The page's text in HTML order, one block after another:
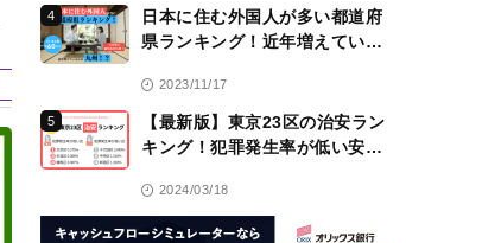
4
日本に住む外国人が多い都道府
県ランキング！近年増えている
2023/11/17
5
【最新版】東京23区の治安ラン
キング！犯罪発生率が低い安全
2024/03/18